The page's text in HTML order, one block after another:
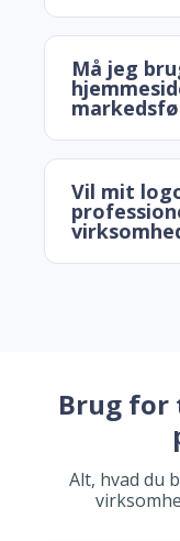
Må jeg
Vil mit
Brug
Alt, hvad du